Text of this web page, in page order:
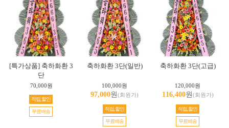
[특가상품] 축하화환 3
단
70,000원
적립,할인
무료배송
축하화환 3단(일반)
100,000원
97,000원(회원가)
적립,할인
무료배송
축하화환 3단(고급)
120,000원
116,400원(회원가)
적립,할인
무료배송